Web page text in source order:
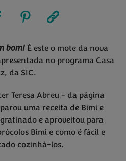
bom! É este o mote da nova
no programa Casa
da SIC.
Teresa Abreu - da página
uma receita de Bimi e
e aproveitou para
Bimi e como é fácil e
cozinhá-los.